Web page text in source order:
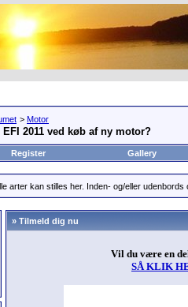
> Motor
2011 ved køb af ny motor?
Register Gallery
arter kan stilles her. Inden- og/eller
» Tilmeld dig nu
Vil du være en
SÅ KLIK